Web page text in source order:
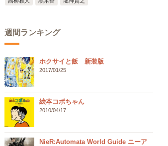
週間ランキング
ホクサイと飯 新装版
2017/01/25
絵本コボちゃん
2010/04/17
NieR:Automata World Guide ニーア